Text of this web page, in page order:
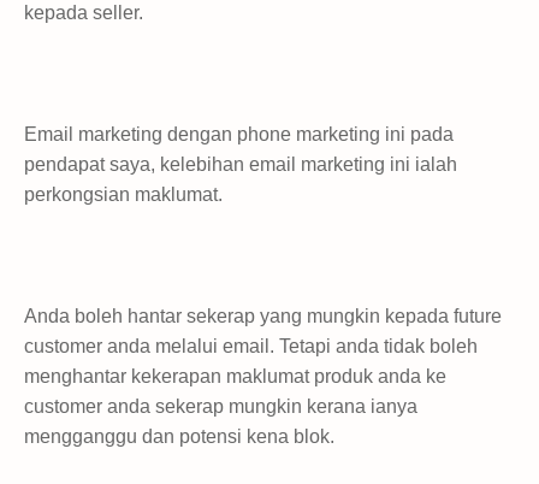
kepada seller.
Email marketing dengan phone marketing ini pada
pendapat saya, kelebihan email marketing ini ialah
perkongsian maklumat.
Anda boleh hantar sekerap yang mungkin kepada future
customer anda melalui email. Tetapi anda tidak boleh
menghantar kekerapan maklumat produk anda ke
customer anda sekerap mungkin kerana ianya
mengganggu dan potensi kena blok.